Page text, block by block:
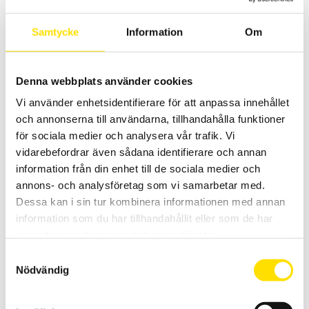
Samtycke Information Om
Denna webbplats använder cookies
Vi använder enhetsidentifierare för att anpassa innehållet
och annonserna till användarna, tillhandahålla funktioner
för sociala medier och analysera vår trafik. Vi
vidarebefordrar även sådana identifierare och annan
information från din enhet till de sociala medier och
annons- och analysföretag som vi samarbetar med.
Dessa kan i sin tur kombinera informationen med annan
information som du har tillhandahållit eller som de har
Nödvändig
4,860.00KR–6,660.00KRPRISINTERVALL:
4,860.00 KR
TILL
LÄS MER
Prober för Metrix oscilloskopserie Scopix I-IV finns här.
PRISINTERVALL:
690.00 KR
3,990.00 KR